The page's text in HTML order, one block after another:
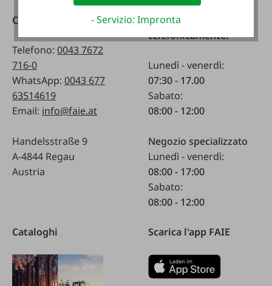
Contatti
Telefono: 0043 7672
716-0
WhatsApp: 0043 677
63514619
Email: info@faie.at
Handelsstraße 9
A-4844 Regau
Austria
Raggiungibile
telefonicamente:
Lunedì - venerdì:
07:30 - 17.00
Sabato:
08:00 - 12:00
Negozio specializzato
Lunedì - venerdì:
08:00 - 17:00
Sabato:
08:00 - 12:00
Cataloghi Scarica l'app FAIE
- Servizio: Impronta